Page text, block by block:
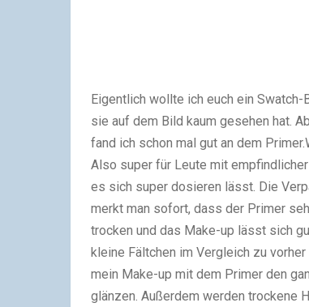
Eigentlich wollte ich euch ein
sie auf dem Bild kaum gesehen hat.
fand ich schon mal gut an dem Primer.
Also super für Leute mit
es sich super dosieren lässt. Die
merkt man sofort, dass der Primer
trocken und das Make-up lässt sich
kleine Fältchen im Vergleich zu
mein Make-up mit dem Primer den
glänzen. Außerdem werden trockene